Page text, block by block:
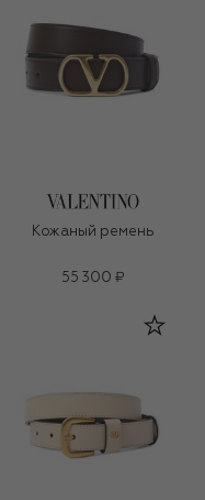
Кожаный ремень
55 300 ₽